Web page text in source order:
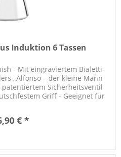
Induktion 6 Tassen
- Mit eingraviertem Bialetti-
„Alfonso – der kleine Mann
Sicherheitsventil
Griff - Geeignet für
€ *